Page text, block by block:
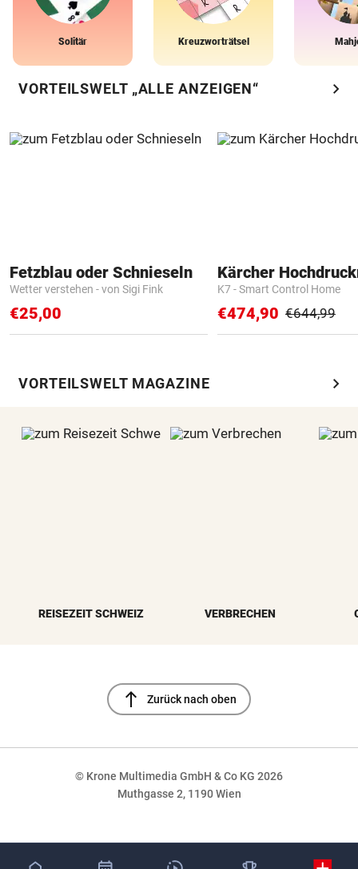
Solitär Kreuzworträtsel
VORTEILSWELT „ALLE ANZEIGEN“ chevron_right
Fetzblau oder Schnieseln
Wetter verstehen - von Sigi Fink
€25,00
Kärcher
K7 - Smart Control Home
€474,90 €644,99
VORTEILSWELT MAGAZINE chevron_right
REISEZEIT SCHWEIZ VERBRECHEN
north Zurück nach oben
© Krone Multimedia GmbH & Co KG 2026
Muthgasse 2, 1190 Wien
NaN%